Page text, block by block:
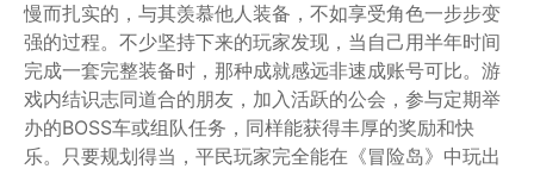
慢而扎实的，与其羡慕他人装备，不如享受角色一步步变
强的过程。不少坚持下来的玩家发现，当自己用半年时间
完成一套完整装备时，那种成就感远非速成账号可比。游
戏内结识志同道合的朋友，加入活跃的公会，参与定期举
办的BOSS车或组队任务，同样能获得丰厚的奖励和快
乐。只要规划得当，平民玩家完全能在《冒险岛》中玩出